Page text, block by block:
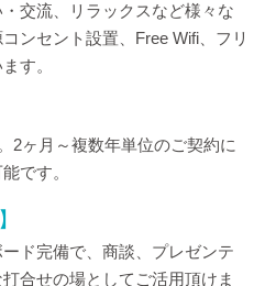
交流、リラックスなど様々な
ンセント設置、Free Wifi、フリ
す。
2ヶ月～複数年単位のご契約に
です。
ド完備で、商談、プレゼンテ
合せの場としてご活用頂けま